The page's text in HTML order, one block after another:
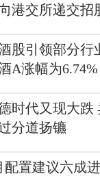
港交所递交招
股引领部分行
A涨幅为6.74%
时代又现大跌
分道扬镳
配置建议六成